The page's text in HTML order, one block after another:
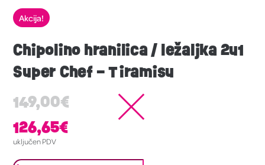
Akcija!
Chipolino hranilica / ležaljka 2u1
Super Chef – Tiramisu
149,00€
126,65€
uključen PDV